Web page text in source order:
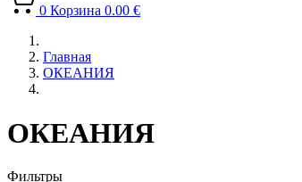
0 Корзина 0.00 €
Главная
ОКЕАНИЯ
ОКЕАНИЯ
Фильтры